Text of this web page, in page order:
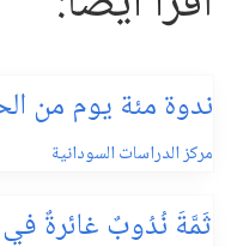
ندوة مئة يوم من
مركز الدراسات السودانية
ثَمَّةَ نُدُوبٌ غائرةٌ في